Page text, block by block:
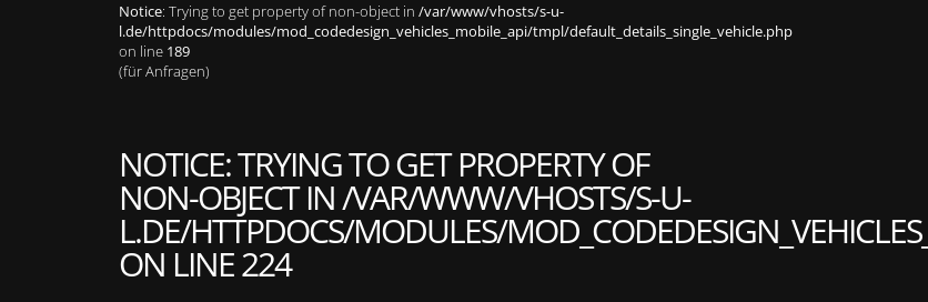
Notice: Trying to get property of non-object in /var/www/vhosts/s-u-
l.de/httpdocs/modules/mod_codedesign_vehicles_mobile_api/tmpl/default_details_single_vehicle.php
on line 189
(für Anfragen)
NOTICE: TRYING TO GET PROPERTY OF
NON-OBJECT IN/VAR/WWW/VHOSTS/S-U-
L.DE/HTTPDOCS/MODULES/
ON LINE224